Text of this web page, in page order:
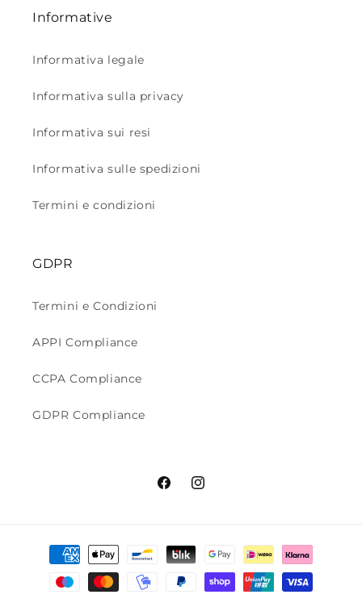
Informative
Informativa legale
Informativa sulla privacy
Informativa sui resi
Informativa sulle spedizioni
Termini e condizioni
GDPR
Termini e Condizioni
APPI Compliance
CCPA Compliance
GDPR Compliance
FacebookInstagram
Metodi
pagamento